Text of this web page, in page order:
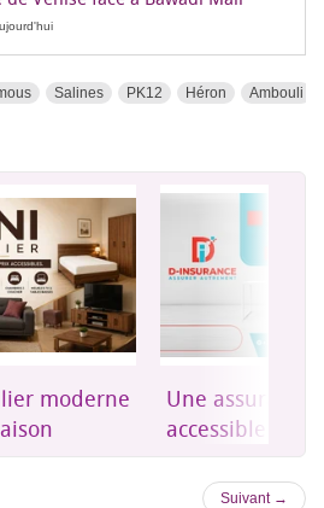
Salines PK12 Héron Ambouli
moderne
Une
accessible à
Suivant →